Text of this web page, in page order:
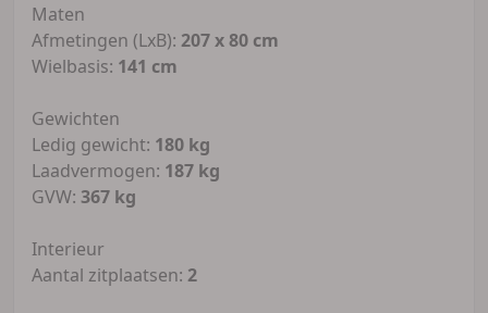
Maten
Afmetingen (LxB): 207 x 80 cm
Wielbasis: 141 cm
Gewichten
Ledig gewicht: 180 kg
Laadvermogen: 187 kg
GVW: 367 kg
Interieur
Aantal zitplaatsen: 2